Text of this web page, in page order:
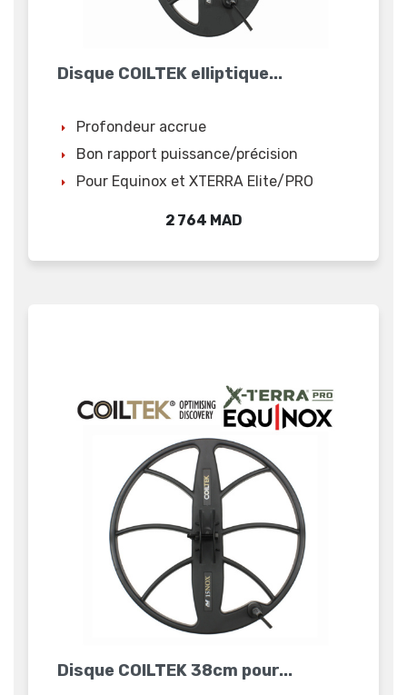
Disque COILTEK elliptique...
Profondeur accrue
Bon rapport puissance/précision
Pour Equinox et XTERRA Elite/PRO
Prix
2 764 MAD
Disque COILTEK 38cm pour...